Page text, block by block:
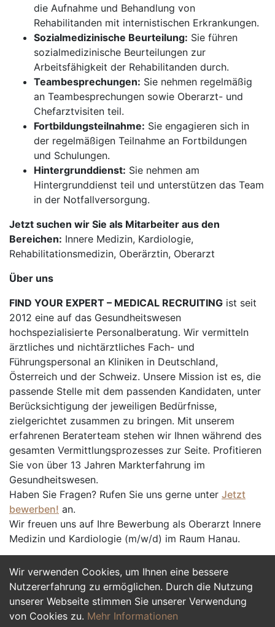
Wir verwenden Cookies, um Ihnen eine bessere
Nutzererfahrung zu ermöglichen. Durch die Nutzung
unserer Webseite stimmen Sie unserer Verwendung
von Cookies zu. Mehr Informationen
die Aufnahme und Behandlung von
Rehabilitanden mit internistischen Erkrankungen.
Sozialmedizinische Beurteilung: Sie führen
sozialmedizinische Beurteilungen zur
Arbeitsfähigkeit der Rehabilitanden durch.
Teambesprechungen: Sie nehmen regelmäßig
an Teambesprechungen sowie Oberarzt- und
Chefarztvisiten teil.
Fortbildungsteilnahme: Sie engagieren sich in
der regelmäßigen Teilnahme an Fortbildungen
und Schulungen.
Hintergrunddienst: Sie nehmen am
Hintergrunddienst teil und unterstützen das Team
in der Notfallversorgung.
Jetzt suchen wir Sie als Mitarbeiter aus den
Bereichen: Innere Medizin, Kardiologie,
Rehabilitationsmedizin, Oberärztin, Oberarzt
Über uns
FIND YOUR EXPERT – MEDICAL RECRUITING ist seit
2012 eine auf das Gesundheitswesen
hochspezialisierte Personalberatung. Wir vermitteln
ärztliches und nichtärztliches Fach- und
Führungspersonal an Kliniken in Deutschland,
Österreich und der Schweiz. Unsere Mission ist es, die
passende Stelle mit dem passenden Kandidaten, unter
Berücksichtigung der jeweiligen Bedürfnisse,
zielgerichtet zusammen zu bringen. Mit unserem
erfahrenen Beraterteam stehen wir Ihnen während des
gesamten Vermittlungsprozesses zur Seite. Profitieren
Sie von über 13 Jahren Markterfahrung im
Gesundheitswesen.
Haben Sie Fragen? Rufen Sie uns gerne unter Jetzt
bewerben! an.
Wir freuen uns auf Ihre Bewerbung als Oberarzt Innere
Medizin und Kardiologie (m/w/d) im Raum Hanau.
Jetzt Bewerben